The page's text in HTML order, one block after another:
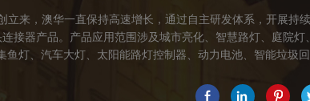
立来，澳华一直保持高速增长，通过自主研发体系，开展
接器产品。产品应用范围涉及城市亮化、智慧路灯、庭院
鱼灯、汽车大灯、太阳能路灯控制器、动力电池、智能垃圾
接。 我们的使命： 关注市场发展，紧握客户的需求，提供